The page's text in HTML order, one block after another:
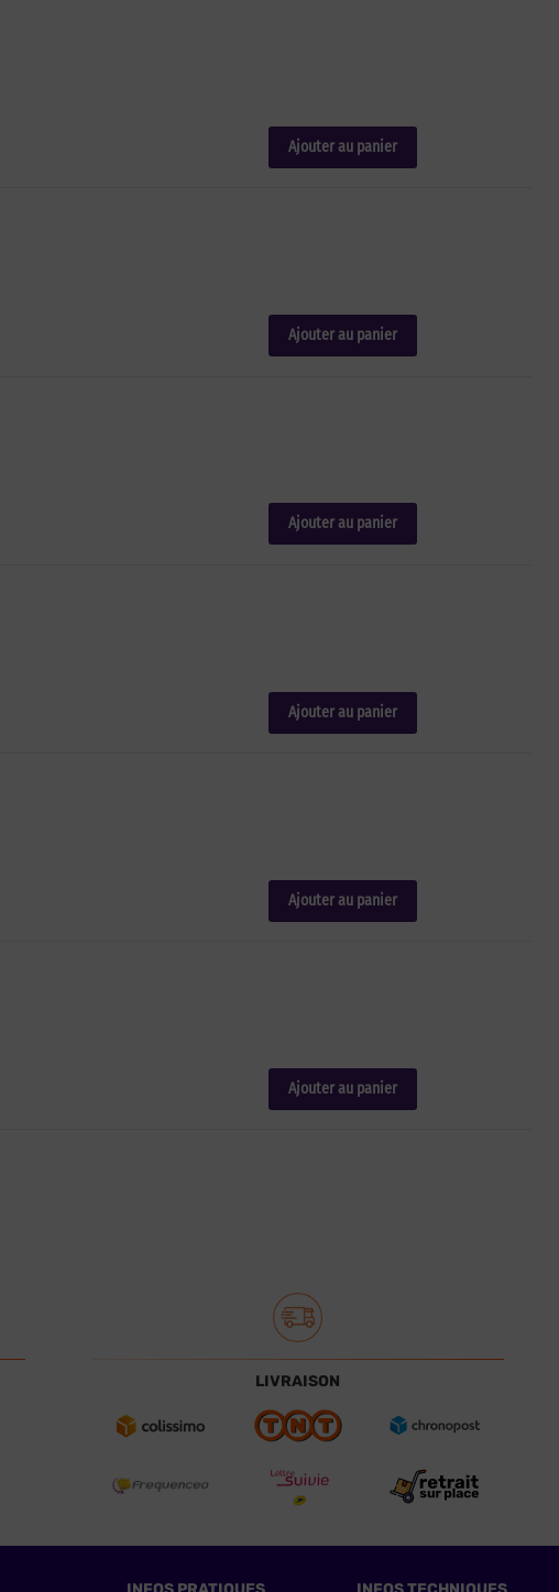
Ajouter au panier
Ajouter au panier
Ajouter au panier
Ajouter au panier
Ajouter au panier
Ajouter au panier
LIVRAISON